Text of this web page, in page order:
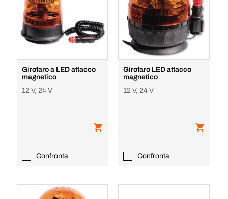
Girofaro a LED attacco
magnetico
12 V, 24 V
Confronta
Girofaro LED attacco
magnetico
12 V, 24 V
Confronta